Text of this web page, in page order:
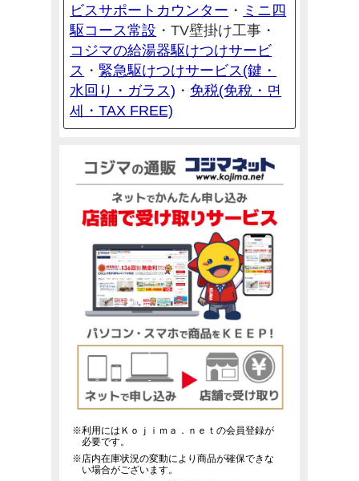
ビスサポートカウンター ・ ミニ四
駆コース常設 ・TV壁掛け工事・
コジマの給湯器駆けつけサービ
ス ・ 緊急駆けつけサービス(鍵・
水回り・ガラス) ・ 免税(免稅・면
세・TAX FREE)
※利用にはＫｏｊｉｍａ．ｎｅｔの会員登録が
必要です。
※店内在庫状況の変動により商品が確保できな
い場合がございます。